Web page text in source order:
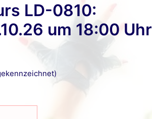
LD-0810:
um 18:00 Uhr